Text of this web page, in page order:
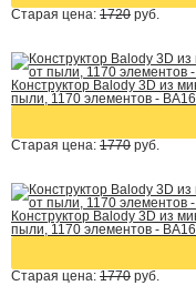
Старая цена: 1720 руб.
Конструктор Balody 3D из
пыли, 1170 элементов -
Старая цена: 1770 руб.
Конструктор Balody 3D из
пыли, 1170 элементов -
Старая цена: 1770 руб.